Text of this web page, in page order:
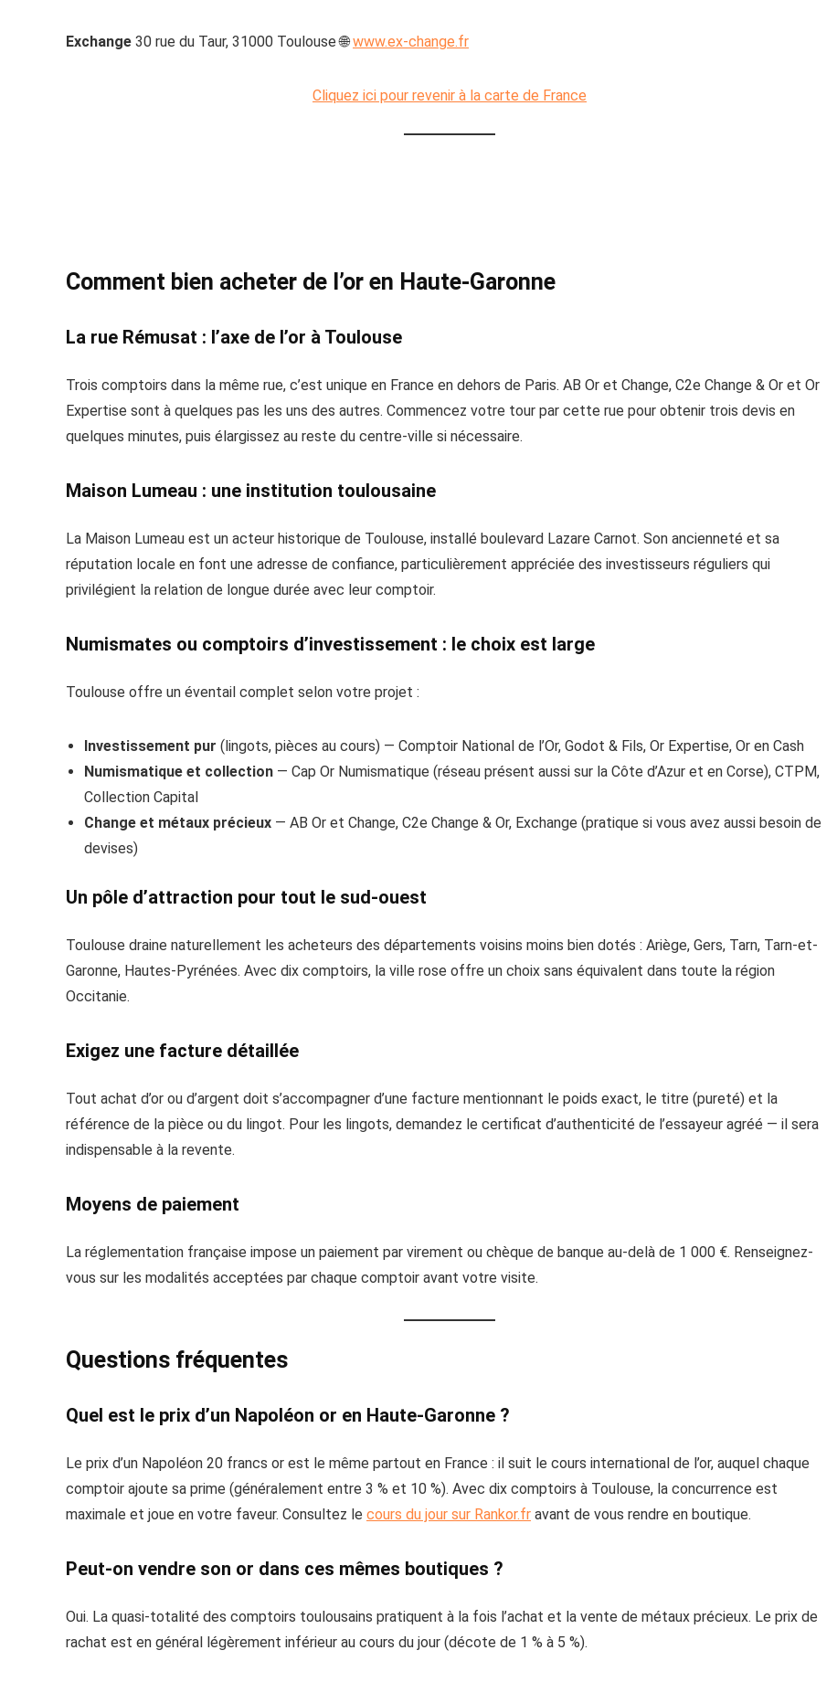
Exchange 30 rue du Taur, 31000 Toulouse 🌐www.ex-change.fr
Cliquez ici pour revenir à la carte de France
Comment bien acheter de l’or en Haute-Garonne
La rue Rémusat : l’axe de l’or à Toulouse
Trois comptoirs dans la même rue, c’est unique en France en dehors de Paris. AB Or et Change, C2e Change & Or et Or
Expertise sont à quelques pas les uns des autres. Commencez votre tour par cette rue pour obtenir trois devis en
quelques minutes, puis élargissez au reste du centre-ville si nécessaire.
Maison Lumeau : une institution toulousaine
La Maison Lumeau est un acteur historique de Toulouse, installé boulevard Lazare Carnot. Son ancienneté et sa
réputation locale en font une adresse de confiance, particulièrement appréciée des investisseurs réguliers qui
privilégient la relation de longue durée avec leur comptoir.
Numismates ou comptoirs d’investissement : le choix est large
Toulouse offre un éventail complet selon votre projet :
Investissement pur (lingots, pièces au cours) — Comptoir National de l’Or, Godot & Fils, Or Expertise, Or en Cash
Numismatique et collection — Cap Or Numismatique (réseau présent aussi sur la Côte d’Azur et en Corse), CTPM,
Collection Capital
Change et métaux précieux — AB Or et Change, C2e Change & Or, Exchange (pratique si vous avez aussi besoin de
devises)
Un pôle d’attraction pour tout le sud-ouest
Toulouse draine naturellement les acheteurs des départements voisins moins bien dotés : Ariège, Gers, Tarn, Tarn-et-
Garonne, Hautes-Pyrénées. Avec dix comptoirs, la ville rose offre un choix sans équivalent dans toute la région
Occitanie.
Exigez une facture détaillée
Tout achat d’or ou d’argent doit s’accompagner d’une facture mentionnant le poids exact, le titre (pureté) et la
référence de la pièce ou du lingot. Pour les lingots, demandez le certificat d’authenticité de l’essayeur agréé — il sera
indispensable à la revente.
Moyens de paiement
La réglementation française impose un paiement par virement ou chèque de banque au-delà de 1 000 €. Renseignez-
vous sur les modalités acceptées par chaque comptoir avant votre visite.
Questions fréquentes
Quel est le prix d’un Napoléon or en Haute-Garonne ?
Le prix d’un Napoléon 20 francs or est le même partout en France : il suit le cours international de l’or, auquel chaque
comptoir ajoute sa prime (généralement entre 3 % et 10 %). Avec dix comptoirs à Toulouse, la concurrence est
maximale et joue en votre faveur. Consultez le cours du jour sur Rankor.fr avant de vous rendre en boutique.
Peut-on vendre son or dans ces mêmes boutiques ?
Oui. La quasi-totalité des comptoirs toulousains pratiquent à la fois l’achat et la vente de métaux précieux. Le prix de
rachat est en général légèrement inférieur au cours du jour (décote de 1 % à 5 %).